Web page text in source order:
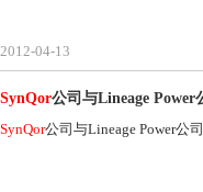
2012-04-13
SynQor公司与Lineage
SynQor公司与Lineage Power公